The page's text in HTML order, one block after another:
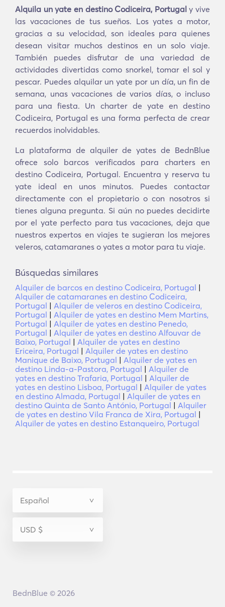
Alquila un yate en destino Codiceira, Portugal y vive
las vacaciones de tus sueños. Los yates a motor,
gracias a su velocidad, son ideales para quienes
desean visitar muchos destinos en un solo viaje.
También puedes disfrutar de una variedad de
actividades divertidas como snorkel, tomar el sol y
pescar. Puedes alquilar un yate por un día, un fin de
semana, unas vacaciones de varios días, o incluso
para una fiesta. Un charter de yate en destino
Codiceira, Portugal es una forma perfecta de crear
recuerdos inolvidables.
La plataforma de alquiler de yates de BednBlue
ofrece solo barcos verificados para charters en
destino Codiceira, Portugal. Encuentra y reserva tu
yate ideal en unos minutos. Puedes contactar
directamente con el propietario o con nosotros si
tienes alguna pregunta. Si aún no puedes decidirte
por el yate perfecto para tus vacaciones, deja que
nuestros expertos en viajes te sugieran los mejores
veleros, catamaranes o yates a motor para tu viaje.
Búsquedas similares
Alquiler de barcos en destino Codiceira, Portugal |
Alquiler de catamaranes en destino Codiceira,
Portugal | Alquiler de veleros en destino Codiceira,
Portugal | Alquiler de yates en destino Mem Martins,
Portugal | Alquiler de yates en destino Penedo,
Portugal | Alquiler de yates en destino Alfouvar de
Baixo, Portugal | Alquiler de yates en destino
Ericeira, Portugal | Alquiler de yates en destino
Manique de Baixo, Portugal | Alquiler de yates en
destino Linda-a-Pastora, Portugal | Alquiler de
yates en destino Trafaria, Portugal | Alquiler de
yates en destino Lisboa, Portugal | Alquiler de yates
en destino Almada, Portugal | Alquiler de yates en
destino Quinta de Santo António, Portugal | Alquiler
de yates en destino Vila Franca de Xira, Portugal |
Alquiler de yates en destino Estanqueiro, Portugal
BednBlue © 2026